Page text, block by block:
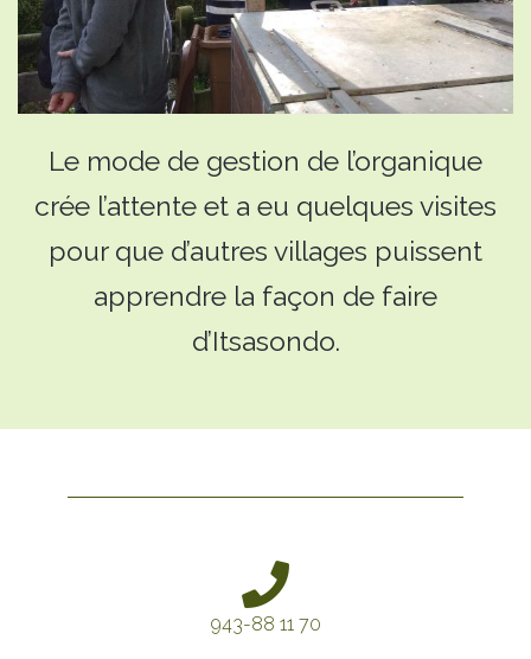
Le mode de gestion de l’organique
crée l’attente et a eu quelques visites
pour que d’autres villages puissent
apprendre la façon de faire
d’Itsasondo.
943-88 11 70